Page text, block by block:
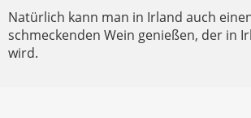
Natürlich kann man in Irland auch
schmeckenden Wein genießen, der in
wird.